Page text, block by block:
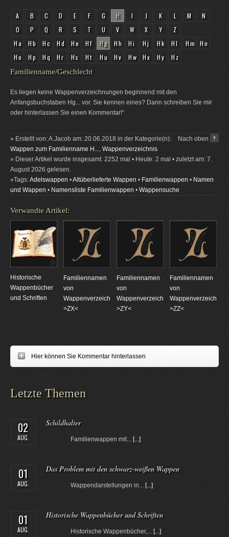
A B C D E F G H I J K L M
N
O
P Q R S T U V W X Y
Z
Ha
Hb Hc Hd He Hf Hg Hh Hi Hj Hk Hl Hm Hn
Ho
Hp Hq Hr Hs Ht Hu Hv Hw Hx Hy Hz
Familienname/Geschlecht
Es liegen keine Wappenverzeichnungen beginnend mit den
Anfangsbuchstaben Hg... vor. Sie kennen eines? Dann schreiben Sie mir
oder hinterlassen Sie einen Kommentar!“
Nach oben
» Erstellt von: A.Jacob am: 20.06.2018 in der Kategorie(n):
Wappen zum Familienname H..., Wappenverzeichnis
» Dieser Artikel wurde insgesamt: 2252 mal • Heute: 2 mal • zuletzt am: 7.
August 2026 gelesen.
»Tags:Adelswappen •Altüberlieferte Wappen • Familienwappen • Namen
und Wappen • Namensliste Familienwappen • Wappensuche
Verwandte Artikel:
Historische
Wappenbücher
und Schriften
Familiennamen
von
Wappenverzeichnungen
>ZX<
Familiennamen
von
Wappenverzeichnungen
>ZY<
Familiennamen
von
>ZZ<
Hier können Sie Kommentar hinterlassen
Letzte Themen
02
AUG.
Schildhalter
Familienwappen mit... [...]
01
AUG.
Das Problem mit den schwarz-weißen Wappen
Wappendarstellungen in... [...]
01
AUG.
Historische Wappenbücher und Schriften
Historische Wappenbücher,... [...]